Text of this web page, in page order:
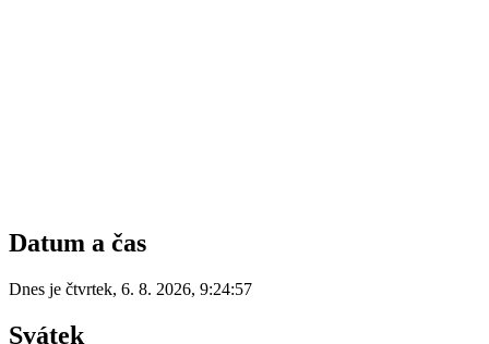
Datum a čas
Dnes je čtvrtek, 6. 8. 2026, 9:24:57
Svátek